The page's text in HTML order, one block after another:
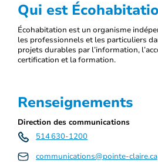
Qui est
Écohabitation est un organisme
les professionnels et les particuliers
projets durables par l’information,
certification et la formation.
Renseignements
Direction des communications
514 630-1200
communications@pointe-claire.ca